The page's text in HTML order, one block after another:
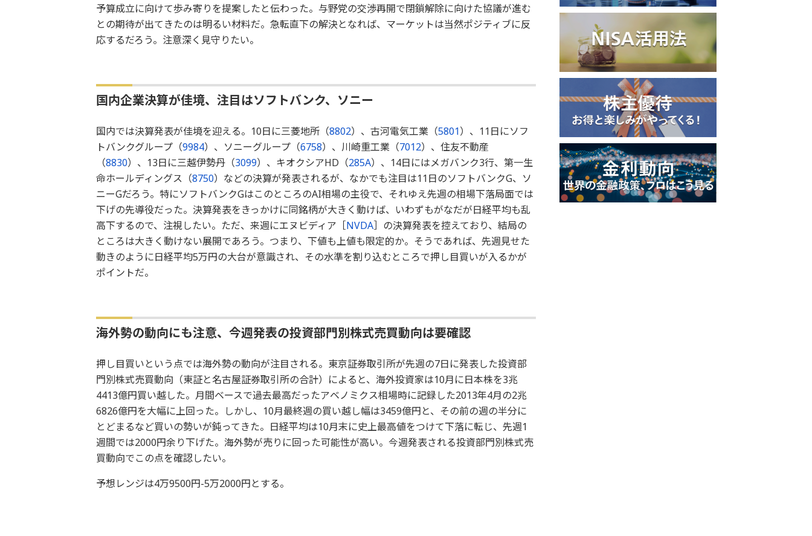
予算成立に向けて歩み寄りを提案したと伝わった。与野党の交渉再開で閉鎖解除に向けた協議が進む
との期待が出てきたのは明るい材料だ。急転直下の解決となれば、マーケットは当然ポジティブに反
応するだろう。注意深く見守りたい。
国内企業決算が佳境、注目はソフトバンク、ソニー
国内では決算発表が佳境を迎える。10日に三菱地所（8802）、古河電気工業（5801）、11日にソフ
トバンクグループ（9984）、ソニーグループ（6758）、川崎重工業（7012）、住友不動産
（8830）、13日に三越伊勢丹（3099）、キオクシアHD（285A）、14日にはメガバンク3行、第一生
命ホールディングス（8750）などの決算が発表されるが、なかでも注目は11日のソフトバンクG、ソ
ニーGだろう。特にソフトバンクGはこのところのAI相場の主役で、それゆえ先週の相場下落局面では
下げの先導役だった。決算発表をきっかけに同銘柄が大きく動けば、いわずもがなだが日経平均も乱
高下するので、注視したい。ただ、来週にエヌビディア［NVDA］の決算発表を控えており、結局の
ところは大きく動けない展開であろう。つまり、下値も上値も限定的か。そうであれば、先週見せた
動きのように日経平均5万円の大台が意識され、その水準を割り込むところで押し目買いが入るかが
ポイントだ。
海外勢の動向にも注意、今週発表の投資部門別株式売買動向は要確認
押し目買いという点では海外勢の動向が注目される。東京証券取引所が先週の7日に発表した投資部
門別株式売買動向（東証と名古屋証券取引所の合計）によると、海外投資家は10月に日本株を3兆
4413億円買い越した。月間ベースで過去最高だったアベノミクス相場時に記録した2013年4月の2兆
6826億円を大幅に上回った。しかし、10月最終週の買い越し幅は3459億円と、その前の週の半分に
とどまるなど買いの勢いが鈍ってきた。日経平均は10月末に史上最高値をつけて下落に転じ、先週1
週間では2000円余り下げた。海外勢が売りに回った可能性が高い。今週発表される投資部門別株式売
買動向でこの点を確認したい。
予想レンジは4万9500円-5万2000円とする。